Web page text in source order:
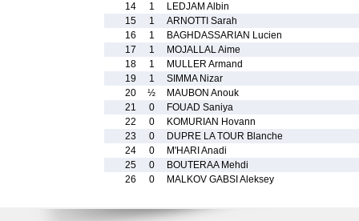
14
1
LEDJAM Albin
15
1
ARNOTTI Sarah
16
1
BAGHDASSARIAN Lucien
17
1
MOJALLAL Aime
18
1
MULLER Armand
19
1
SIMMA Nizar
20
½
MAUBON Anouk
21
0
FOUAD Saniya
22
0
KOMURIAN Hovann
23
0
DUPRE LA TOUR Blanche
24
0
M'HARI Anadi
25
0
BOUTERAA Mehdi
26
0 MALKOV GABSI Aleksey